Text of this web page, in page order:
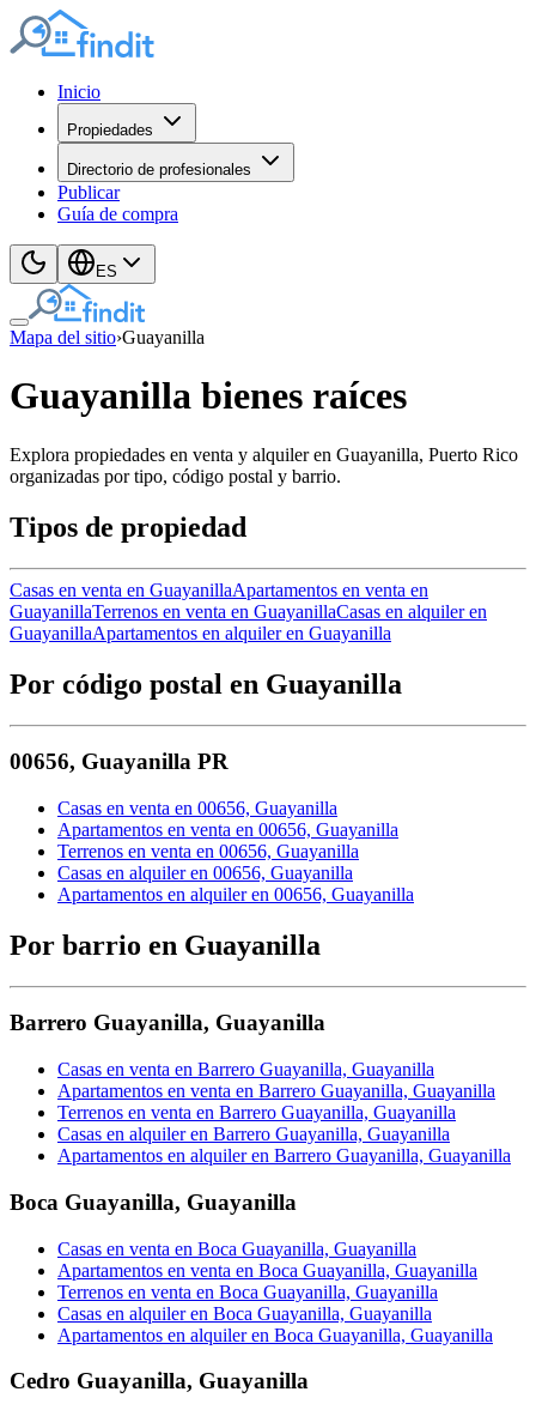
Inicio
Propiedades
Directorio de profesionales
Publicar
Guía de compra
ES
Mapa del sitio›Guayanilla
Guayanilla bienes raíces
Explora propiedades en venta y alquiler en Guayanilla, Puerto Rico
organizadas por tipo, código postal y barrio.
Tipos de propiedad
Casas en venta en GuayanillaApartamentos en venta en
GuayanillaTerrenos en venta en GuayanillaCasas en alquiler en
GuayanillaApartamentos en alquiler en Guayanilla
Por código postal en Guayanilla
00656, Guayanilla PR
Casas en venta en 00656, Guayanilla
Apartamentos en venta en 00656, Guayanilla
Terrenos en venta en 00656, Guayanilla
Casas en alquiler en 00656, Guayanilla
Apartamentos en alquiler en 00656, Guayanilla
Por barrio en Guayanilla
Barrero Guayanilla, Guayanilla
Casas en venta en Barrero Guayanilla, Guayanilla
Apartamentos en venta en Barrero Guayanilla, Guayanilla
Terrenos en venta en Barrero Guayanilla, Guayanilla
Casas en alquiler en Barrero Guayanilla, Guayanilla
Apartamentos en alquiler en Barrero Guayanilla, Guayanilla
Boca Guayanilla, Guayanilla
Casas en venta en Boca Guayanilla, Guayanilla
Apartamentos en venta en Boca Guayanilla, Guayanilla
Terrenos en venta en Boca Guayanilla, Guayanilla
Casas en alquiler en Boca Guayanilla, Guayanilla
Apartamentos en alquiler en Boca Guayanilla, Guayanilla
Cedro Guayanilla, Guayanilla